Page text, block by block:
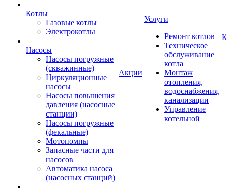
Котлы
Газовые котлы
Электрокотлы
Насосы
Насосы погружные
(скважинные)
Циркуляционные
насосы
Насосы повышения
давления (насосные
станции)
Насосы погружные
(фекальные)
Мотопомпы
Запасные части для
насосов
Автоматика насоса
(насосных станций)
Акции
Услуги
Ремонт котлов
Техническое
обслуживание
котла
Монтаж
отопления,
водоснабжения,
канализации
Управление
котельной